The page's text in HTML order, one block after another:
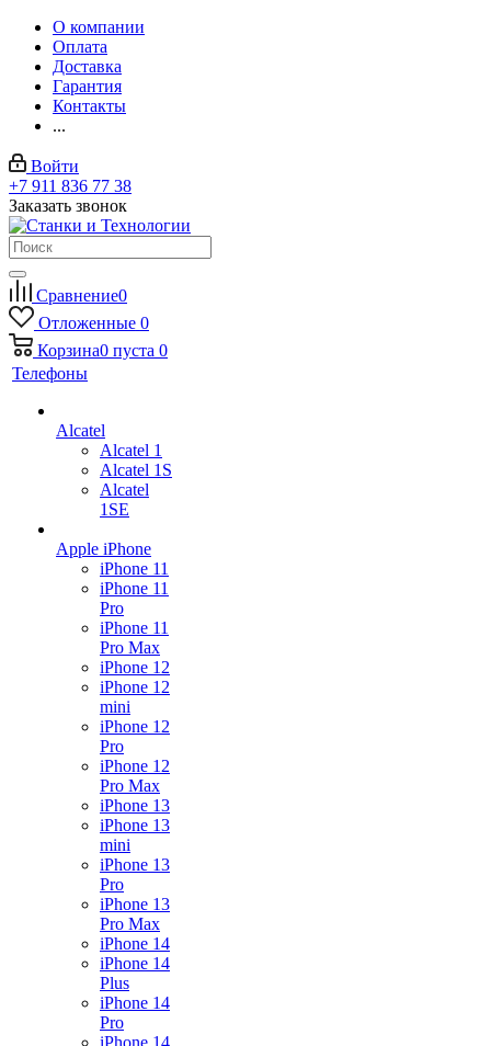
О компании
Оплата
Доставка
Гарантия
Контакты
...
Войти
+7 911 836 77 38
Заказать звонок
Сравнение0
Отложенные 0
Корзина0 пуста 0
Телефоны
Alcatel
Alcatel 1
Alcatel 1S
Alcatel
1SE
Apple iPhone
iPhone 11
iPhone 11
Pro
iPhone 11
Pro Max
iPhone 12
iPhone 12
mini
iPhone 12
Pro
iPhone 12
Pro Max
iPhone 13
iPhone 13
mini
iPhone 13
Pro
iPhone 13
Pro Max
iPhone 14
iPhone 14
Plus
iPhone 14
Pro
iPhone 14